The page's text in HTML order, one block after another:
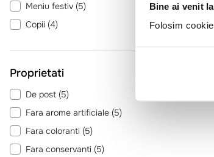
Bine ai venit
Folosim
Meniu festiv (5)
Copii (4)
Proprietati
De post (5)
Fara arome artificiale (5)
Fara coloranti (5)
Fara conservanti (5)